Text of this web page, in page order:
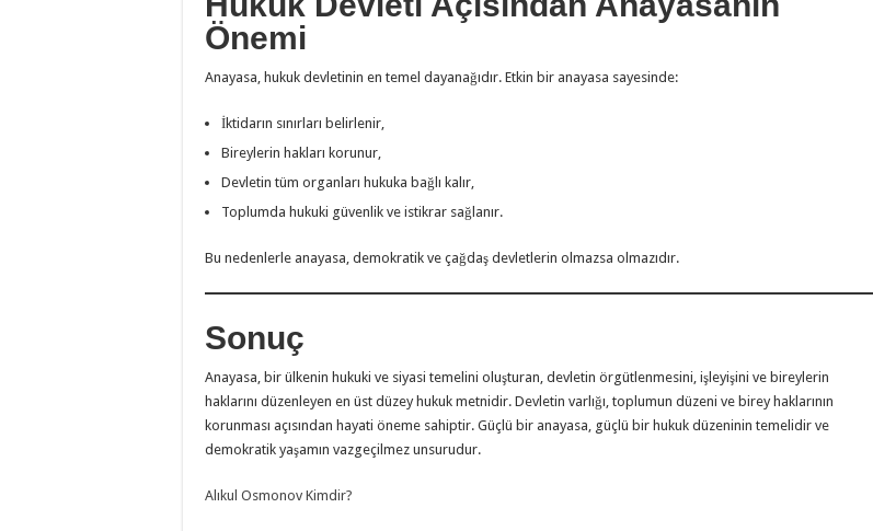
Önemi
Anayasa, hukuk devletinin en temel dayanağıdır. Etkin bir anayasa sayesinde:
İktidarın sınırları belirlenir,
Bireylerin hakları korunur,
Devletin tüm organları hukuka bağlı kalır,
Toplumda hukuki güvenlik ve istikrar sağlanır.
Bu nedenlerle anayasa, demokratik ve çağdaş devletlerin olmazsa olmazıdır.
Sonuç
Anayasa, bir ülkenin hukuki ve siyasi temelini oluşturan, devletin örgütlenmesini, işleyişini ve bireylerin
haklarını düzenleyen en üst düzey hukuk metnidir. Devletin varlığı, toplumun düzeni ve birey haklarının
korunması açısından hayati öneme sahiptir. Güçlü bir anayasa, güçlü bir hukuk düzeninin temelidir ve
demokratik yaşamın vazgeçilmez unsurudur.
Alıkul Osmonov Kimdir?